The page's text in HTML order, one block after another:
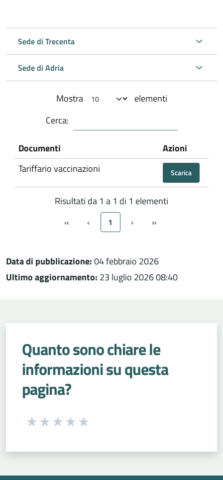
Sede di Trecenta
Sede di Adria
Mostra
elementi
Cerca:
Documenti
Azioni
Tariffario vaccinazioni
Scarica
Risultati da 1 a 1 di 1 elementi
« ‹ 1 › »
Data di pubblicazione:04 febbraio 2026
Ultimo aggiornamento: 23 luglio 2026 08:40
Quanto sono chiare le
informazioni su questa
pagina?
Seleziona una valutazione da 1 a 5 stelle